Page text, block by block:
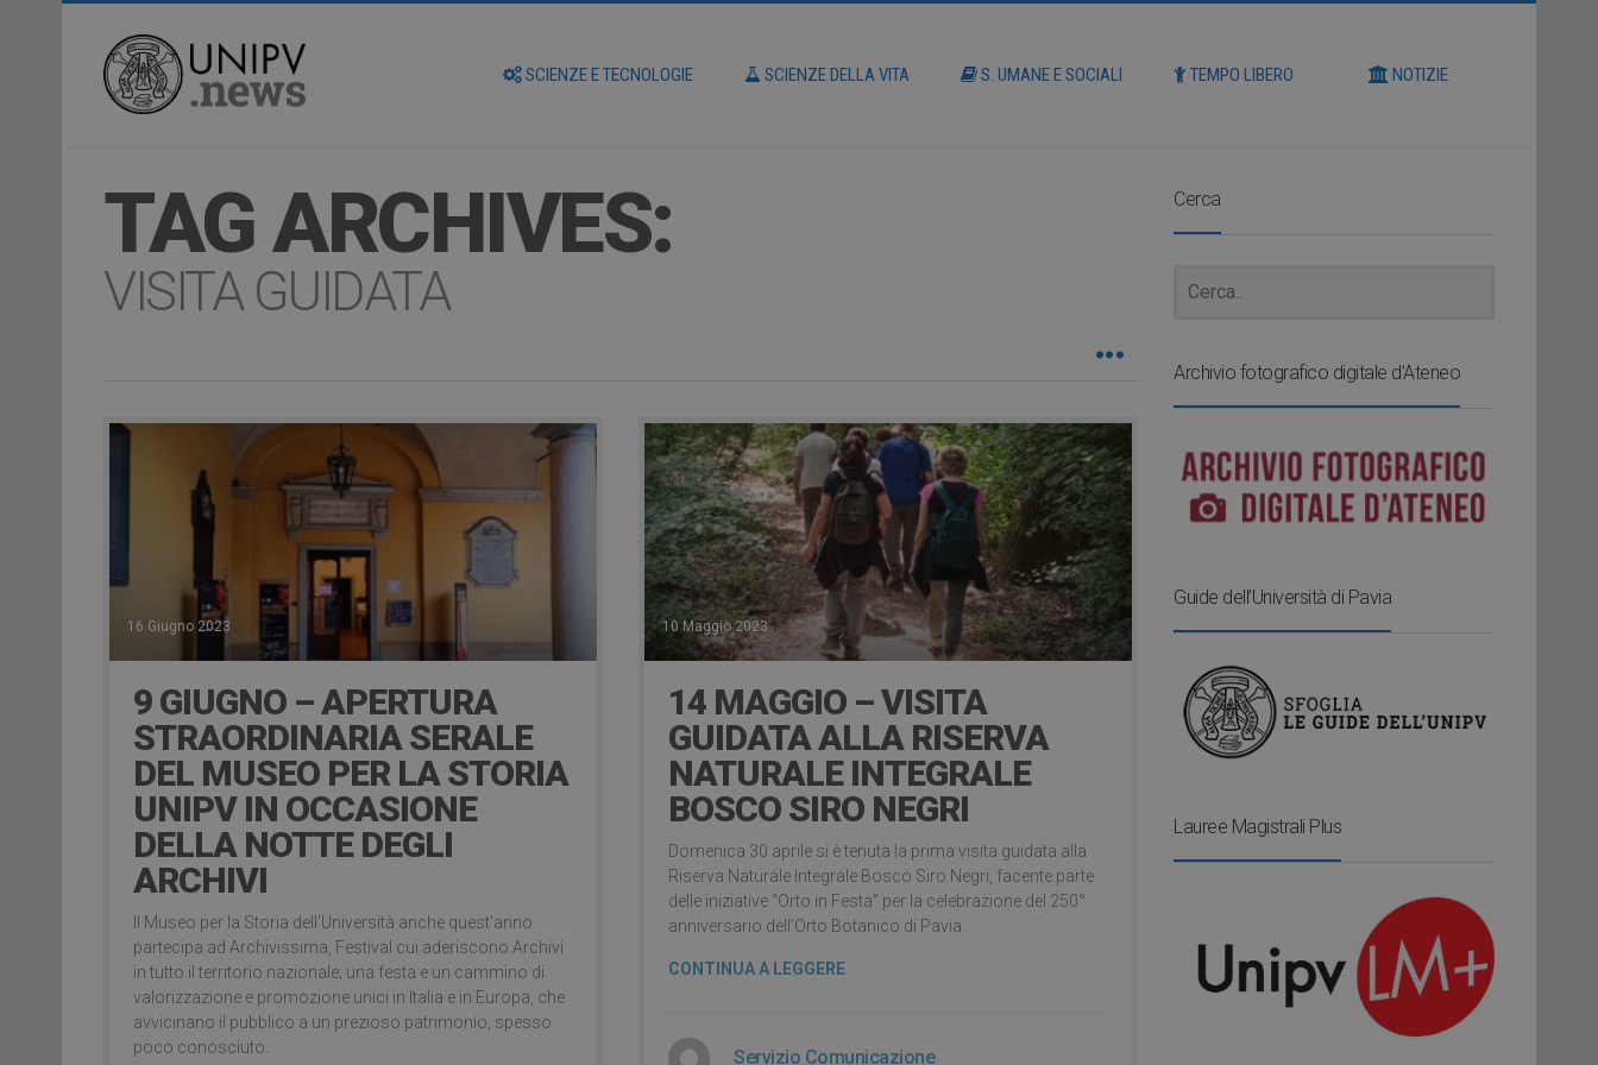
SCIENZE E TECNOLOGIE SCIENZE DELLA VITA S. UMANE E SOCIALI TEMPO LIBERO NOTIZIE
TAG ARCHIVES:
VISITA GUIDATA
16 Giugno 2023
9 GIUGNO – APERTURA
STRAORDINARIA SERALE
DEL MUSEO PER LA STORIA
UNIPV IN OCCASIONE
DELLA NOTTE DEGLI
ARCHIVI
Il Museo per la Storia dell’Università anche quest’anno
partecipa ad Archivissima, Festival cui aderiscono Archivi
in tutto il territorio nazionale; una festa e un cammino di
valorizzazione e promozione unici in Italia e in Europa, che
avvicinano il pubblico a un prezioso patrimonio, spesso
poco conosciuto.
10 Maggio 2023
14 MAGGIO – VISITA
GUIDATA ALLA RISERVA
NATURALE INTEGRALE
BOSCO SIRO NEGRI
Domenica 30 aprile si è tenuta la prima visita guidata alla
Riserva Naturale Integrale Bosco Siro Negri, facente parte
delle iniziative “Orto in Festa” per la celebrazione del 250°
anniversario dell’Orto Botanico di Pavia.
CONTINUA A LEGGERE
Servizio Comunicazione
Cerca
Archivio fotografico digitale d’Ateneo
Guide dell’Università di Pavia
Lauree Magistrali Plus